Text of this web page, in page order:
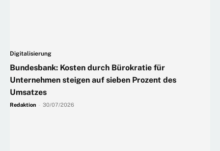
Digitalisierung
Bundesbank: Kosten durch Bürokratie für
Unternehmen steigen auf sieben Prozent des
Umsatzes
Redaktion 30/07/2026